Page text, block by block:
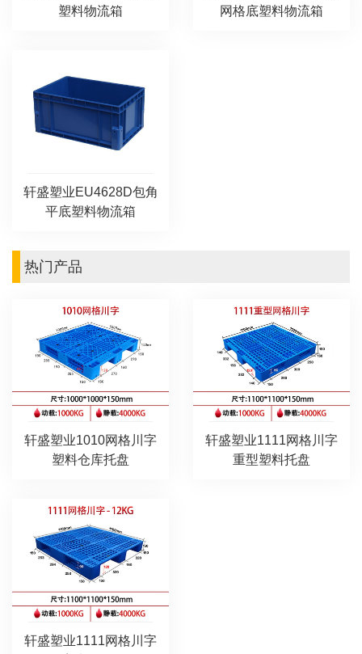
塑料物流箱
网格底塑料物流箱
轩盛塑业EU4628D包角
平底塑料物流箱
热门产品
轩盛塑业1010网格川字
塑料仓库托盘
轩盛塑业1111网格川字
重型塑料托盘
轩盛塑业1111网格川字